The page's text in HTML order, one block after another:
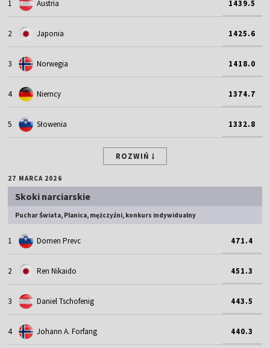
1 Austria 1439.5
2 Japonia 1425.6
3 Norwegia 1418.0
4 Niemcy 1374.7
5 Słowenia 1332.8
ROZWIŃ
27 MARCA 2026
Skoki narciarskie
Puchar Świata, Planica, mężczyźni, konkurs indywidualny
1 Domen Prevc 471.4
2 Ren Nikaido 451.3
3 Daniel Tschofenig 443.5
4 Johann A. Forfang 440.3